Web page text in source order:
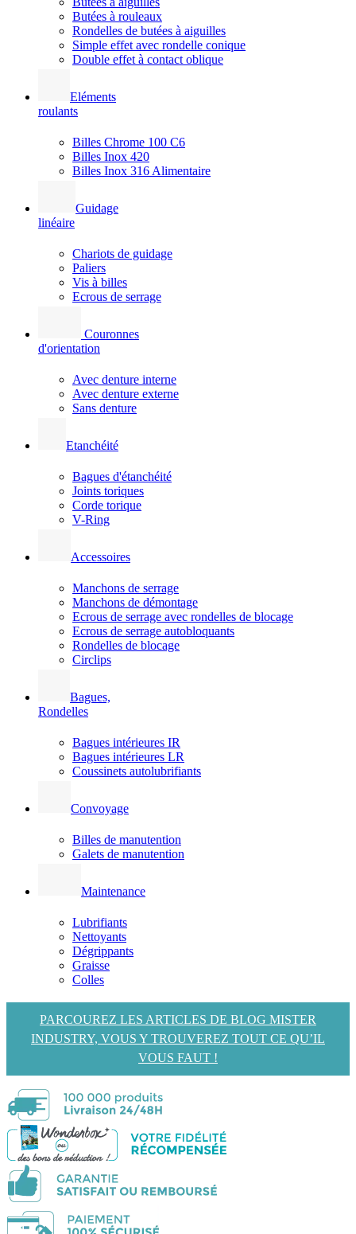
Butées à rouleaux
Rondelles de butées à aiguilles
Simple effet avec rondelle conique
Double effet à contact oblique
Eléments
roulants
Billes Chrome 100 C6
Billes Inox 420
Billes Inox 316 Alimentaire
Guidage
linéaire
Chariots de guidage
Paliers
Vis à billes
Ecrous de serrage
Couronnes
d'orientation
Avec denture interne
Avec denture externe
Sans denture
Etanchéité
Bagues d'étanchéité
Joints toriques
Corde torique
V-Ring
Accessoires
Manchons de serrage
Manchons de démontage
Ecrous de serrage avec rondelles de blocage
Ecrous de serrage autobloquants
Rondelles de blocage
Circlips
Bagues,
Rondelles
Bagues intérieures IR
Bagues intérieures LR
Coussinets autolubrifiants
Convoyage
Billes de manutention
Galets de manutention
Maintenance
Lubrifiants
Nettoyants
Dégrippants
Graisse
Colles
PARCOUREZ LES ARTICLES DE BLOG MISTER
INDUSTRY, VOUS Y TROUVEREZ TOUT CE QU’IL
VOUS FAUT !